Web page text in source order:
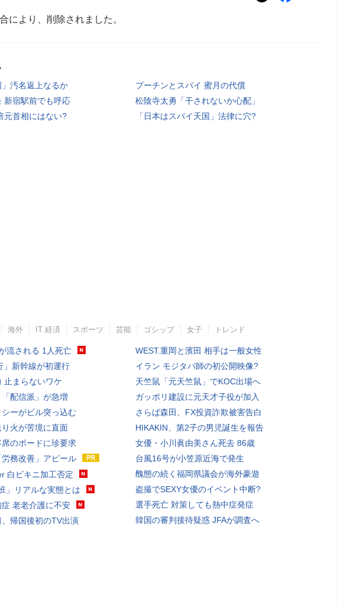
により、削除されました。
」汚名返上なるか
プーチンとスパイ 蜜月の代償
新宿駅前でも呼応
松陰寺太勇「干されないか心配」
元首相にはない?
「日本はスパイ天国」法律に穴?
海外 IT 経済 スポーツ 芸能 ゴシップ 女子 トレンド
流される 1人死亡
」新幹線が初運行
止まらないワケ
配信派」が急増
ーがビル突っ込む
火が苦境に直面
のボードに珍要求
務改善」アピール
白ビキニ加工否定
」リアルな実態とは
老老介護に不安
帰国後初のTV出演
WEST.重岡と濱田 相手は一般女性
イラン モジタバ師の初公開映像?
天竺鼠「元天竺鼠」でKOC出場へ
ガッポリ建設に元天才子役が加入
さらば森田、FX投資詐欺被害告白
HIKAKIN、第2子の男児誕生を報告
女優・小川眞由美さん死去 86歳
台風16号が小笠原近海で発生
醜態の続く福岡県議会が海外豪遊
盗撮でSEXY女優のイベント中断?
選手死亡 対策しても熱中症発症
韓国の審判接待疑惑 JFAが調査へ